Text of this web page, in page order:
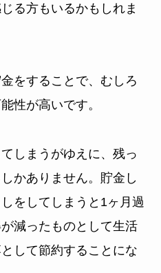
る方もいるかもしれま
をすることで、むしろ
性が高いです。
しまうがゆえに、残っ
かありません。貯金し
をしてしまうと1ヶ月過
減ったものとして生活
して節約することにな